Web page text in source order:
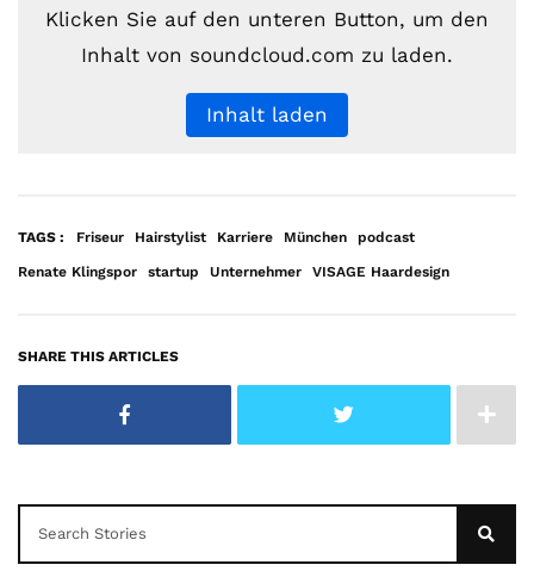
Klicken Sie auf den unteren Button, um den
Inhalt von soundcloud.com zu laden.
Inhalt laden
TAGS : Friseur Hairstylist Karriere München podcast
Renate Klingspor startup Unternehmer VISAGE Haardesign
SHARE THIS ARTICLES